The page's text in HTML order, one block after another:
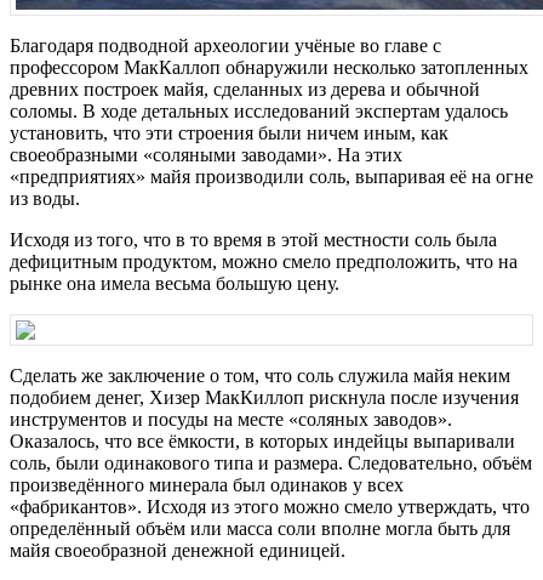
Благодаря подводной археологии учёные во главе с
профессором МакКаллоп обнаружили несколько затопленных
древних построек майя, сделанных из дерева и обычной
соломы. В ходе детальных исследований экспертам удалось
установить, что эти строения были ничем иным, как
своеобразными «соляными заводами». На этих
«предприятиях» майя производили соль, выпаривая её на огне
из воды.
Исходя из того, что в то время в этой местности соль была
дефицитным продуктом, можно смело предположить, что на
рынке она имела весьма большую цену.
Сделать же заключение о том, что соль служила майя неким
подобием денег, Хизер МакКиллоп рискнула после изучения
инструментов и посуды на месте «соляных заводов».
Оказалось, что все ёмкости, в которых индейцы выпаривали
соль, были одинакового типа и размера. Следовательно, объём
произведённого минерала был одинаков у всех
«фабрикантов». Исходя из этого можно смело утверждать, что
определённый объём или масса соли вполне могла быть для
майя своеобразной денежной единицей.